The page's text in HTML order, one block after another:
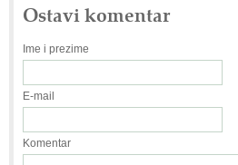
Ostavi komentar
Ime i prezime
E-mail
Komentar